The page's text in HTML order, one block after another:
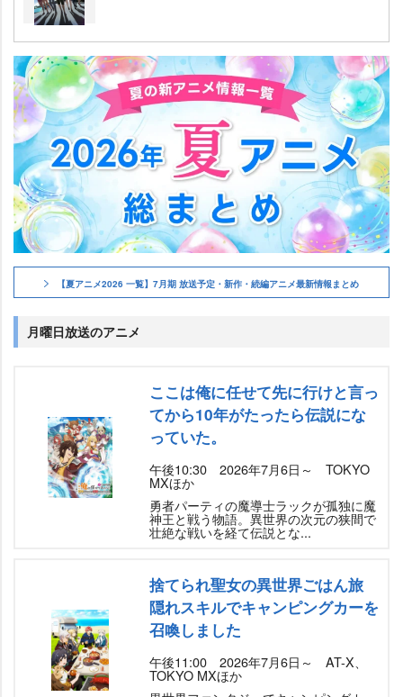
【夏アニメ2026 一覧】7月期 放送予定・新作・続編アニメ最新情報まとめ
月曜日放送のアニメ
ここは俺に任せて先に行けと言っ
てから10年がたったら伝説にな
っていた。
午後10:30 2026年7月6日～ TOKYO
MXほか
勇者パーティの魔導士ラックが孤独に魔
神王と戦う物語。異世界の次元の狭間で
壮絶な戦いを経て伝説とな...
捨てられ聖女の異世界ごはん旅
隠れスキルでキャンピングカーを
召喚しました
午後11:00 2026年7月6日～ AT-X、
TOKYO MXほか